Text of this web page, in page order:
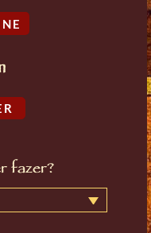
fazer?